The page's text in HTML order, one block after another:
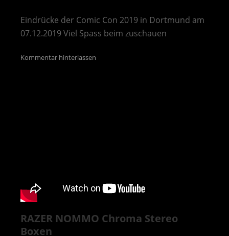
Eindrücke der Comic Con 2019 in Dortmund am
07.12.2019 Viel Spass beim zuschauen
Kommentar hinterlassen
RAZER NOMMO Chroma Stereo
Boxen